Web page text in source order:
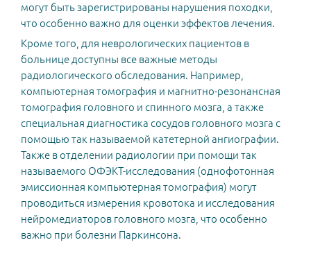
могут быть зарегистрированы нарушения походки,
что особенно важно для оценки эффектов лечения.
Кроме того, для неврологических пациентов в
больнице доступны все важные методы
радиологического обследования. Например,
компьютерная томография и магнитно-резонансная
томография головного и спинного мозга, а также
специальная диагностика сосудов головного мозга с
помощью так называемой катетерной ангиографии.
Также в отделении радиологии при помощи так
называемого ОФЭКТ-исследования (однофотонная
эмиссионная компьютерная томография) могут
проводиться измерения кровотока и исследования
нейромедиаторов головного мозга, что особенно
важно при болезни Паркинсона.